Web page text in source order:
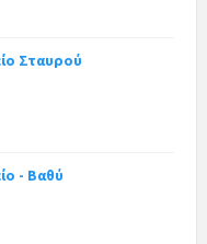
Σταυρού
- Βαθύ